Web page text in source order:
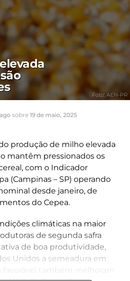
Foto: AEN-PR
sobre 19 de maio, 2025
produção de milho elevada
mantêm pressionados os
com o Indicador
(Campinas – SP) operando
desde janeiro, de
do Cepea.
climáticas na maior
de segunda safra
de boa produtividade,
Unidos a semeadura em